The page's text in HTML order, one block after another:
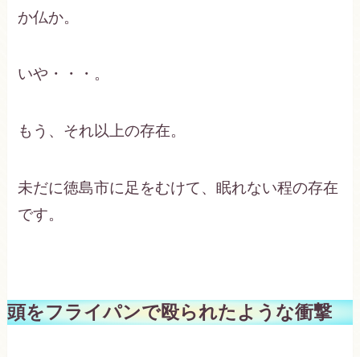
か仏か。
いや・・・。
もう、それ以上の存在。
未だに徳島市に足をむけて、眠れない程の存在
です。
頭をフライパンで殴られたような衝撃